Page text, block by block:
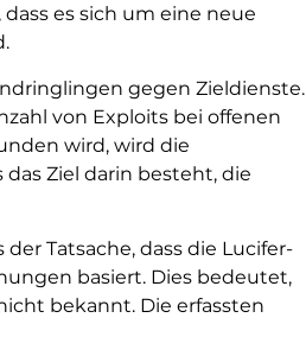
es sich um eine neue
gegen Zieldienste.
von Exploits bei offenen
wird, wird die
Ziel darin besteht, die
Tatsache, dass die Lucifer-
basiert. Dies bedeutet,
bekannt. Die erfassten